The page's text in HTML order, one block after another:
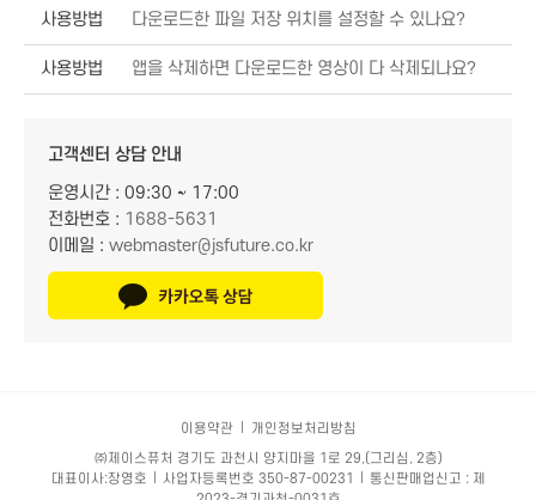
사용방법 다운로드한 파일 저장 위치를 설정할 수 있나요?
사용방법 앱을 삭제하면 다운로드한 영상이 다 삭제되나요?
고객센터 상담 안내
운영시간 : 09:30 ~ 17:00
전화번호 : 1688-5631
이메일 : webmaster@jsfuture.co.kr
이용약관
개인정보처리방침
㈜제이스퓨처 경기도 과천시 양지마을 1로 29,(그리심, 2층)
대표이사:장영호
사업자등록번호 350-87-00231
통신판매업신고 : 제